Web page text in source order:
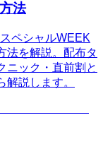
法
ペシャルWEEK
法を解説。配布タ
ニック・直前割と
説します。